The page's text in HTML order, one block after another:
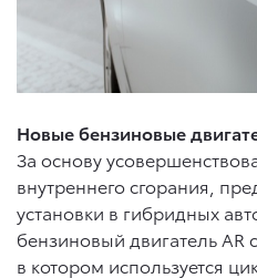
Новые бензиновые
За основу
внутреннего сгорания,
установки в гибридных
бензиновый двигатель
в котором используется